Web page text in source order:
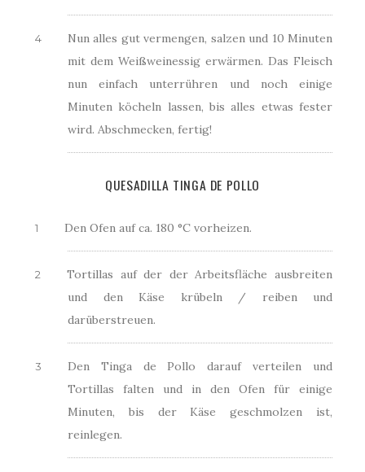
Nun alles gut vermengen, salzen und 10 Minuten
mit dem Weißweinessig erwärmen. Das Fleisch
nun einfach unterrühren und noch einige
Minuten köcheln lassen, bis alles etwas fester
wird. Abschmecken, fertig!
QUESADILLA TINGA DE POLLO
Den Ofen auf ca. 180 °C vorheizen.
Tortillas auf der der Arbeitsfläche ausbreiten
und den Käse krübeln / reiben und
darüberstreuen.
Den Tinga de Pollo darauf verteilen und
Tortillas falten und in den Ofen für einige
Minuten, bis der Käse geschmolzen ist,
reinlegen.